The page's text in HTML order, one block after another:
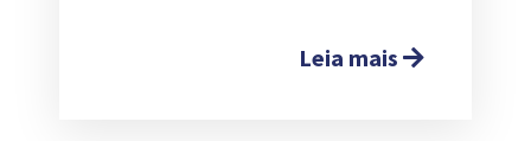
Leia mais